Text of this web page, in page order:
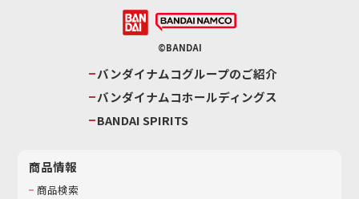
©BANDAI
バンダイナムコグループのご紹介
バンダイナムコホールディングス
BANDAI SPIRITS
商品情報
商品検索